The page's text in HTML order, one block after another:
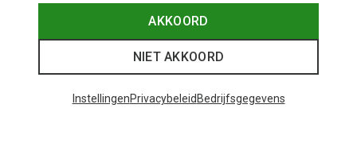
AKKOORD
NIET AKKOORD
InstellingenPrivacybeleid Bedrijfsgegevens